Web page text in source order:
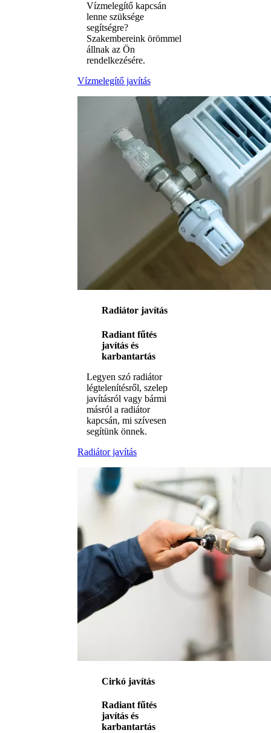
Vízmelegítő kapcsán
lenne szüksége
segítségre?
Szakembereink örömmel
állnak az Ön
rendelkezésére.
Vízmelegítő javítás
Radiátor javítás
Radiant fűtés
javítás és
karbantartás
Legyen szó radiátor
légtelenítésről, szelep
javításról vagy bármi
másról a radiátor
kapcsán, mi szívesen
segítünk önnek.
Radiátor javítás
Cirkó javítás
Radiant fűtés
javítás és
karbantartás